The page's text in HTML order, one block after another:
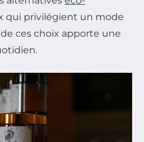
qui privilégient un mode
ces choix apporte une